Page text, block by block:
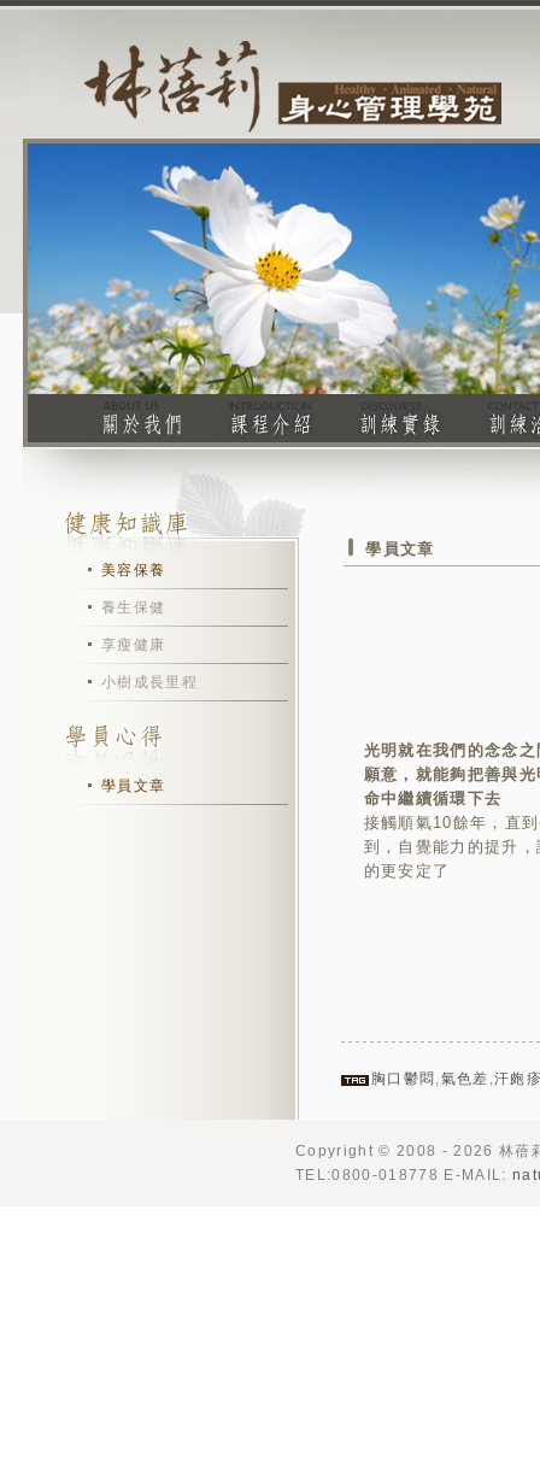
美容保養
養生保健
享瘦健康
小樹成長里程
學員文章
學員文章
光明就在我們的念念
願意，就能夠把善與
命中繼續循環下去
接觸順氣10餘年，直
到，自覺能力的提升
的更安定了
胸口鬱悶 ,氣色差 ,汗皰
Copyright © 2008 - 2026 林
TEL:0800-018778 E-MAIL: